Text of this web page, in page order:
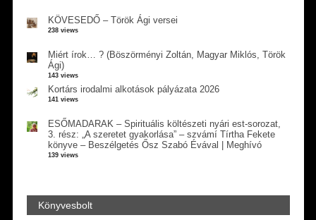
KÖVESEDŐ – Török Ági versei
238 views
Miért írok… ? (Böszörményi Zoltán, Magyar Miklós, Török
Ági)
143 views
Kortárs irodalmi alkotások pályázata 2026
141 views
ESŐMADARAK – Spirituális költészeti nyári est-sorozat,
3. rész: „A szeretet gyakorlása” – szvámí Tírtha Fekete
könyve – Beszélgetés Ősz Szabó Évával | Meghívó
139 views
Könyvesbolt